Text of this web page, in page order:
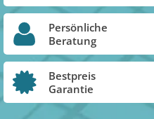
Persönliche
Beratung
Bestpreis
Garantie